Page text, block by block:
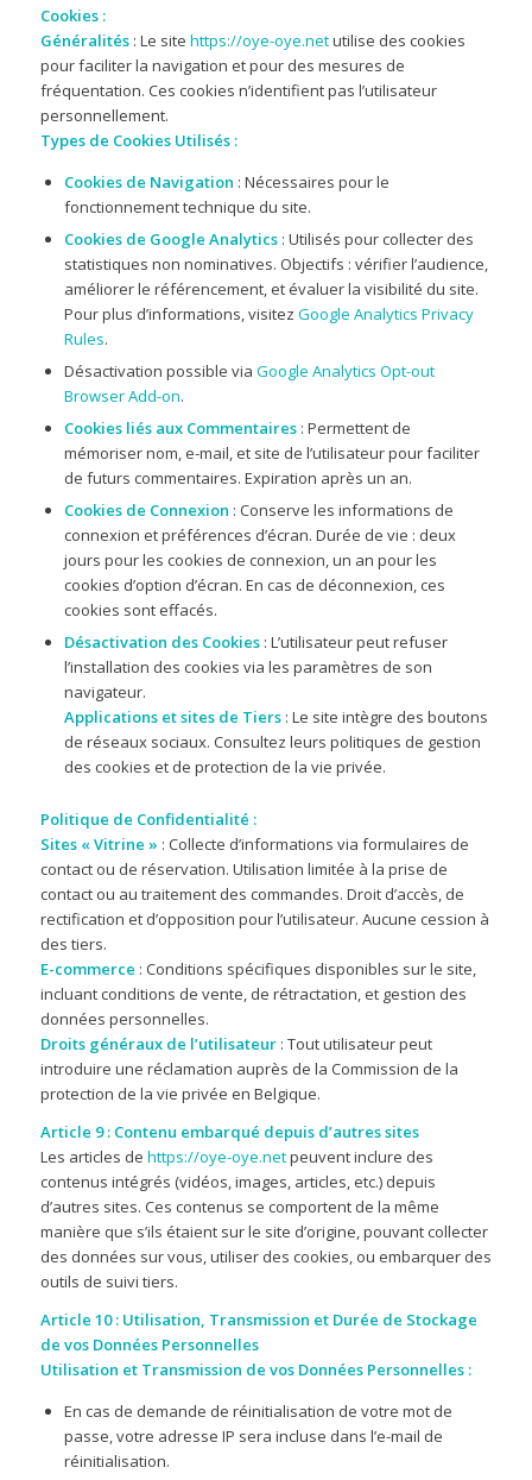
Cookies :
Généralités: Le site https://oye-oye.netutilise des cookies
pour faciliter la navigation et pour des mesures de
fréquentation. Ces cookies n’identifient pas l’utilisateur
personnellement.
Types de Cookies Utilisés :
Cookies de Navigation : Nécessaires pour le
fonctionnement technique du site.
Cookies de Google Analytics: Utilisés pour collecter des
statistiques non nominatives. Objectifs : vérifier l’audience,
améliorer le référencement, et évaluer la visibilité du site.
Pour plus d’informations, visitez Google Analytics Privacy
Rules.
Désactivation possible via Google Analytics Opt-out
Browser Add-on.
Cookies liés aux Commentaires: Permettent de
mémoriser nom, e-mail, et site de l’utilisateur pour faciliter
de futurs commentaires. Expiration après un an.
Cookies de Connexion : Conserve les informations de
connexion et préférences d’écran. Durée de vie : deux
jours pour les cookies de connexion, un an pour les
cookies d’option d’écran. En cas de déconnexion, ces
cookies sont effacés.
Désactivation des Cookies: L’utilisateur peut refuser
l’installation des cookies via les paramètres de son
navigateur.
Applications et sites de Tiers: Le site intègre des boutons
de réseaux sociaux. Consultez leurs politiques de gestion
des cookies et de protection de la vie privée.
Politique de Confidentialité :
Sites « Vitrine » : Collecte d’informations via formulaires de
contact ou de réservation. Utilisation limitée à la prise de
contact ou au traitement des commandes. Droit d’accès, de
rectification et d’opposition pour l’utilisateur. Aucune cession à
des tiers.
E-commerce : Conditions spécifiques disponibles sur le site,
incluant conditions de vente, de rétractation, et gestion des
données personnelles.
Droits généraux de l’utilisateur: Tout utilisateur peut
introduire une réclamation auprès de la Commission de la
protection de la vie privée en Belgique.
Article 9 : Contenu embarqué depuis d’autres sites
Les articles de https://oye-oye.netpeuvent inclure des
contenus intégrés (vidéos, images, articles, etc.) depuis
d’autres sites. Ces contenus se comportent de la même
manière que s’ils étaient sur le site d’origine, pouvant collecter
des données sur vous, utiliser des cookies, ou embarquer des
outils de suivi tiers.
Article 10 : Utilisation, Transmission et Durée de Stockage
de vos Données Personnelles
Utilisation et Transmission de vos Données Personnelles :
En cas de demande de réinitialisation de votre mot de
passe, votre adresse IP sera incluse dans l’e-mail de
réinitialisation.